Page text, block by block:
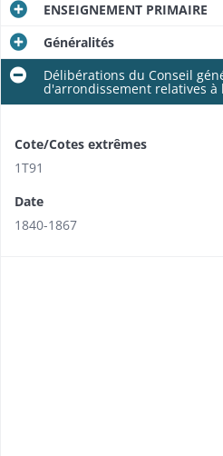
ENSEIGNEMENT PRIMAIRE
Généralités
Délibérations du Conseil
d'arrondissement relatives
Cote/Cotes extrêmes
1T91
Date
1840-1867